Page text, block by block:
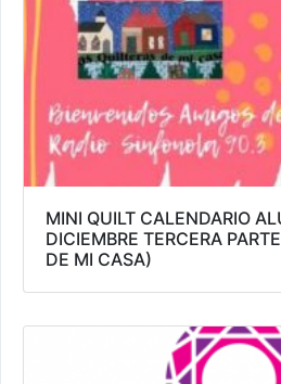
MINI QUILT CALENDARIO
DICIEMBRE TERCERA
DE MI CASA)